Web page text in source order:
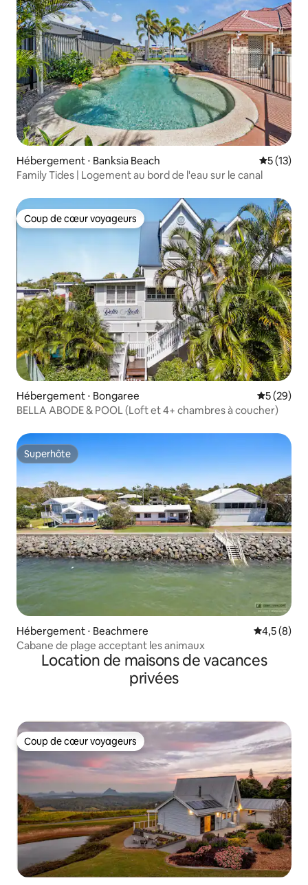
Hébergement ⋅ Banksia Beach
5 (13)
Family Tides | Logement au bord de l'eau sur le canal
Coup de cœur voyageurs
Coup de cœur voyageurs
Hébergement ⋅ Bongaree
5 (29)
BELLA ABODE & POOL (Loft et 4+ chambres à coucher)
Superhôte
Superhôte
Hébergement ⋅ Beachmere Évaluation
4,5 (8)
Cabane de plage acceptant les animaux
Location de maisons de vacances
privées
Coup de cœur voyageurs
Coup de cœur voyageurs